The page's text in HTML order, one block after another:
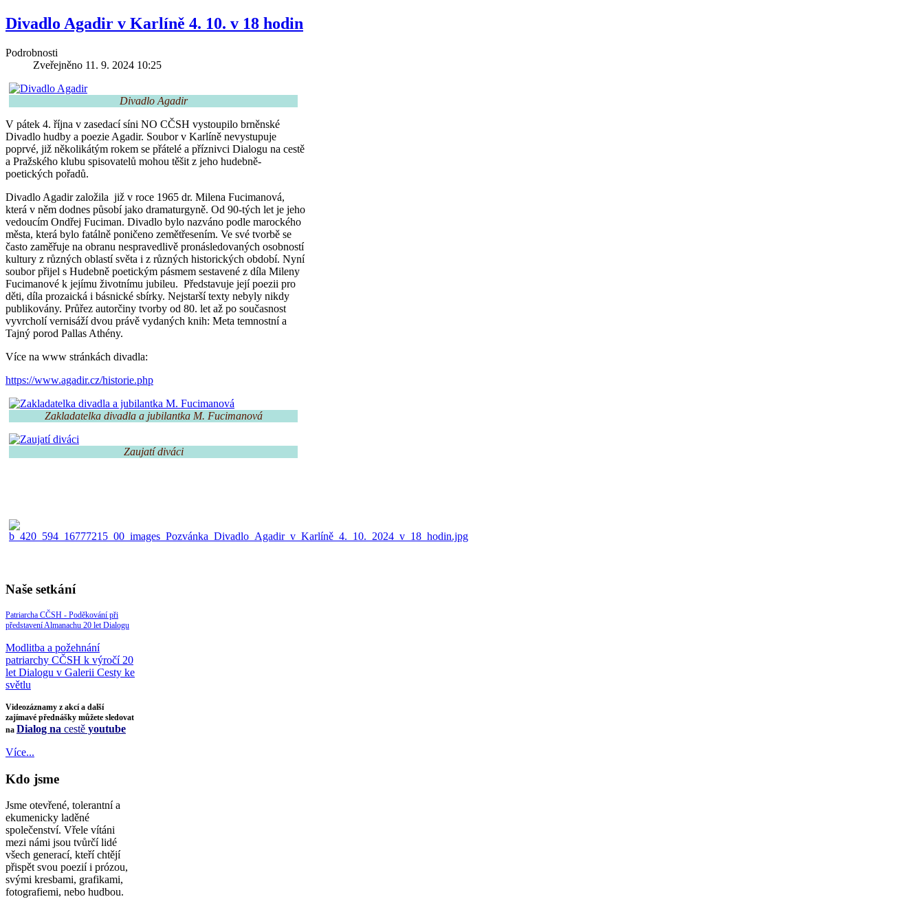
Divadlo Agadir v Karlíně 4. 10. v 18 hodin
Podrobnosti
Zveřejněno 11. 9. 2024 10:25
Divadlo Agadir
V pátek 4. října v zasedací síni NO CČSH vystoupilo brněnské
Divadlo hudby a poezie Agadir. Soubor v Karlíně nevystupuje
poprvé, již několikátým rokem se přátelé a příznivci Dialogu na cestě
a Pražského klubu spisovatelů mohou těšit z jeho hudebně-
poetických pořadů.
Divadlo Agadir založila již v roce 1965 dr. Milena Fucimanová,
která v něm dodnes působí jako dramaturgyně. Od 90-tých let je jeho
vedoucím Ondřej Fuciman. Divadlo bylo nazváno podle marockého
města, která bylo fatálně poničeno zemětřesením. Ve své tvorbě se
často zaměřuje na obranu nespravedlivě pronásledovaných osobností
kultury z různých oblastí světa i z různých historických období. Nyní
soubor přijel s Hudebně poetickým pásmem sestavené z díla Mileny
Fucimanové k jejímu životnímu jubileu. Představuje její poezii pro
děti, díla prozaická i básnické sbírky. Nejstarší texty nebyly nikdy
publikovány. Průřez autorčiny tvorby od 80. let až po současnost
vyvrcholí vernisáží dvou právě vydaných knih: Meta temnostní a
Tajný porod Pallas Athény.
Více na www stránkách divadla:
https://www.agadir.cz/historie.php
Zakladatelka divadla a jubilantka M. Fucimanová
Zaujatí diváci
Naše setkání
Patriarcha CČSH - Poděkování při
představení Almanachu 20 let Dialogu
Modlitba a požehnání
patriarchy CČSH k výročí 20
let Dialogu v Galerii Cesty ke
světlu
Videozáznamy z akcí a další
zajímavé přednášky můžete sledovat
na Dialog na cestě youtube
Více...
Kdo jsme
Jsme otevřené, tolerantní a
ekumenicky laděné
společenství. Vřele vítáni
mezi námi jsou tvůrčí lidé
všech generací, kteří chtějí
přispět svou poezií i prózou,
svými kresbami, grafikami,
fotografiemi, nebo hudbou.